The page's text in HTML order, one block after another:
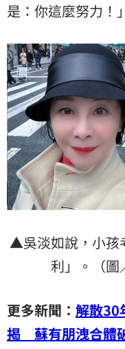
是：你這麼努力！」
▲吳淡如說，小孩
利」。（圖
更多新聞： 解散30
揭 蘇有朋洩合體